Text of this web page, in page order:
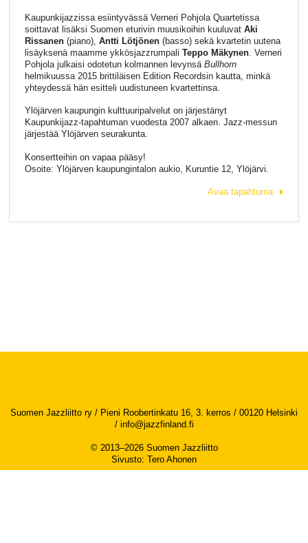
Kaupunkijazzissa esiintyvässä Verneri Pohjola Quartetissa
soittavat lisäksi Suomen eturivin muusikoihin kuuluvat Aki
Rissanen(piano), Antti Lötjönen(basso) sekä kvartetin uutena
lisäyksenä maamme ykkösjazzrumpali Teppo Mäkynen. Verneri
Pohjola julkaisi odotetun kolmannen levynsä Bullhorn
helmikuussa 2015 brittiläisen Edition Recordsin kautta, minkä
yhteydessä hän esitteli uudistuneen kvartettinsa.
Ylöjärven kaupungin kulttuuripalvelut on järjestänyt
Kaupunkijazz-tapahtuman vuodesta 2007 alkaen. Jazz-messun
järjestää Ylöjärven seurakunta.
Konsertteihin on vapaa pääsy!
Osoite: Ylöjärven kaupungintalon aukio, Kuruntie 12, Ylöjärvi.
Avaa tapahtuma
Suomen Jazzliitto ry / Pieni Roobertinkatu 16, 3. kerros / 00120 Helsinki
/ info@jazzfinland.fi
© 2013–2026 Suomen Jazzliitto
Sivusto: Tero Ahonen